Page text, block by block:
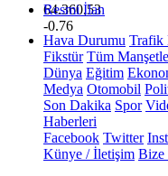
64.360,53
-0.76
Resmi İlan
Hava Durumu Trafik
Fikstür Tüm
Dünya Eğitim
Medya Otomobil
Son Dakika Spor
Haberleri
Facebook Twitter
Künye / İletişim Bize